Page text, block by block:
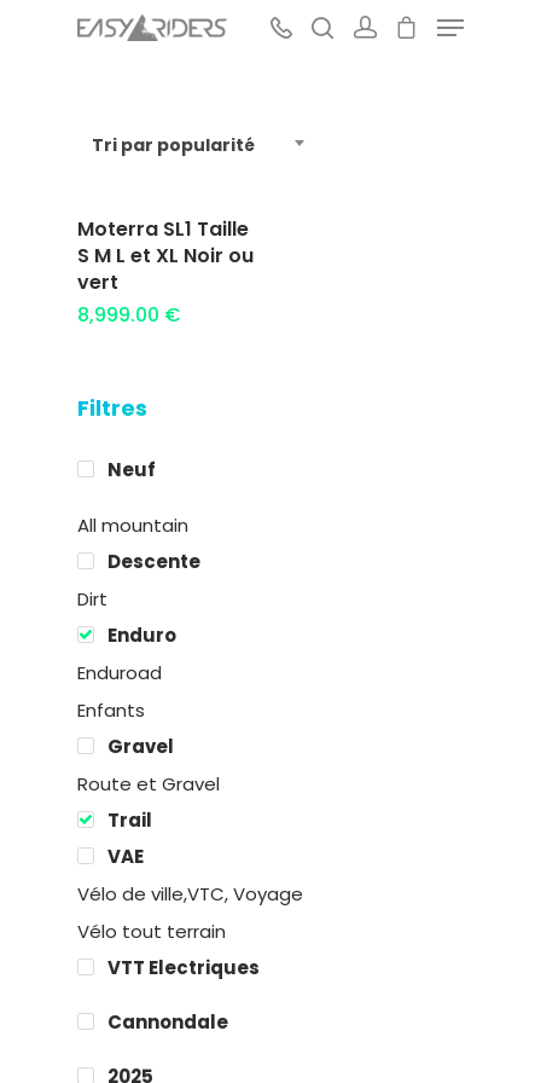
Hit enter to search or ESC to close
Tri par popularité
Filtres
Neuf
All mountain
Descente
Dirt
Enduro
Enduroad
Enfants
Gravel
Route et Gravel
Trail
VAE
Vélo de ville,VTC, Voyage
Vélo tout terrain
VTT Electriques
Cannondale
2025
Ajouter au
panier
Moterra SL1 Taille
S M L et XL Noir ou
vert
8,999.00 €